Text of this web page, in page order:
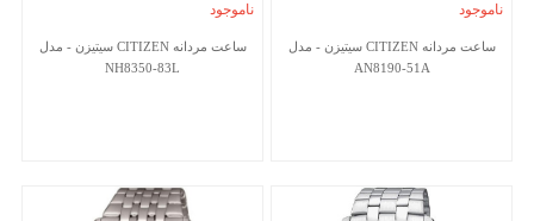
ناموجود
ساعت مردانه CITIZEN سیتیزن - مدل
AN8190-51A
ناموجود
ساعت مردانه CITIZEN سیتیزن - مدل
NH8350-83L